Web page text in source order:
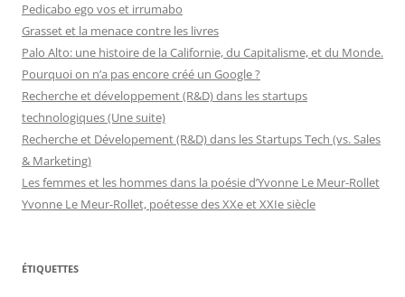
Pedicabo ego vos et irrumabo
Grasset et la menace contre les livres
Palo Alto: une histoire de la Californie, du Capitalisme, et du Monde.
Pourquoi on n’a pas encore créé un Google ?
Recherche et développement (R&D) dans les startups
technologiques (Une suite)
Recherche et Dévelopement (R&D) dans les Startups Tech (vs. Sales
& Marketing)
Les femmes et les hommes dans la poésie d’Yvonne Le Meur-Rollet
Yvonne Le Meur-Rollet, poétesse des XXe et XXIe siècle
ÉTIQUETTES